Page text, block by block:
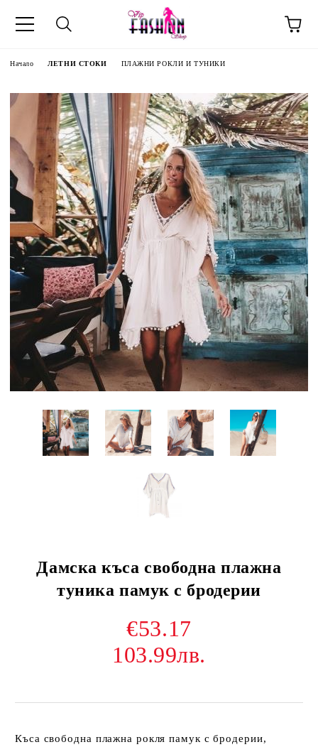
Начало ЛЕТНИ СТОКИ ПЛАЖНИ РОКЛИ И ТУНИКИ
Дамска къса свободна плажна
туника памук с бродерии
€53.17
103.99лв.
Къса свободна плажна рокля памук с бродерии,